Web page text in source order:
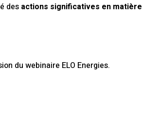
desactions significatives en matière
du webinaire ELO Energies.